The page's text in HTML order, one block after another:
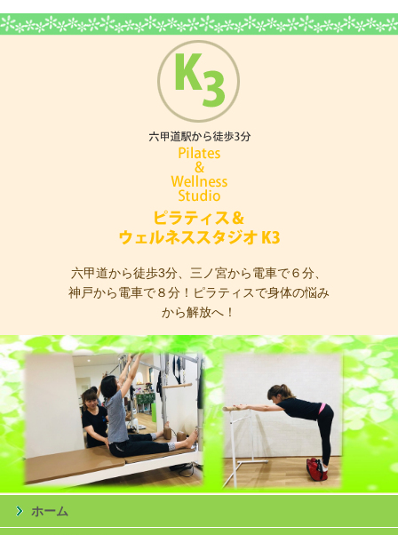
六甲道から徒歩3分、三ノ宮から電車で６分、
神戸から電車で８分！ピラティスで身体の悩み
から解放へ！
ホーム